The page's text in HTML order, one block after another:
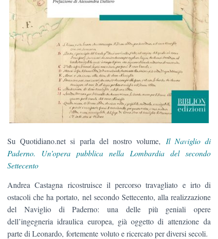
Su Quotidiano.net si parla del nostro volume, Il Naviglio di
Paderno. Un’opera pubblica nella Lombardia del secondo
Settecento
Andrea Castagna ricostruisce il percorso travagliato e irto di
ostacoli che ha portato, nel secondo Settecento, alla realizzazione
del Naviglio di Paderno: una delle più geniali opere
dell’ingegneria idraulica europea, già oggetto di attenzione da
parte di Leonardo, fortemente voluto e ricercato per diversi secoli.